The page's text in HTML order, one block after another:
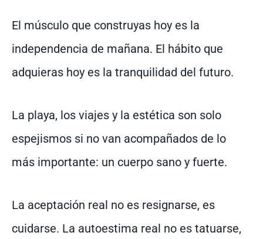
El músculo que construyas hoy es la
independencia de mañana. El hábito que
adquieras hoy es la tranquilidad del futuro.
La playa, los viajes y la estética son solo
espejismos si no van acompañados de lo
más importante: un cuerpo sano y fuerte.
La aceptación real no es resignarse, es
cuidarse. La autoestima real no es tatuarse,